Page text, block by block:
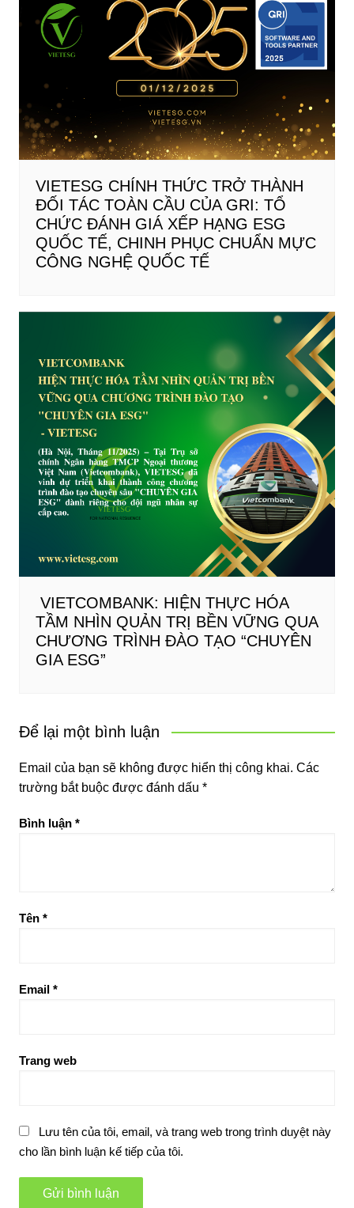
VIETESG CHÍNH THỨC TRỞ THÀNH
ĐỐI TÁC TOÀN CẦU CỦA GRI: TỔ
CHỨC ĐÁNH GIÁ XẾP HẠNG ESG
QUỐC TẾ, CHINH PHỤC CHUẨN MỰC
CÔNG NGHỆ QUỐC TẾ
VIETCOMBANK: HIỆN THỰC HÓA
TẦM NHÌN QUẢN TRỊ BỀN VỮNG QUA
CHƯƠNG TRÌNH ĐÀO TẠO “CHUYÊN
GIA ESG”
Để lại một bình luận
Email của bạn sẽ không được hiển thị công khai. Các
trường bắt buộc được đánh dấu *
Bình luận *
Tên *
Email *
Trang web
Lưu tên của tôi, email, và trang web trong trình duyệt này
cho lần bình luận kế tiếp của tôi.